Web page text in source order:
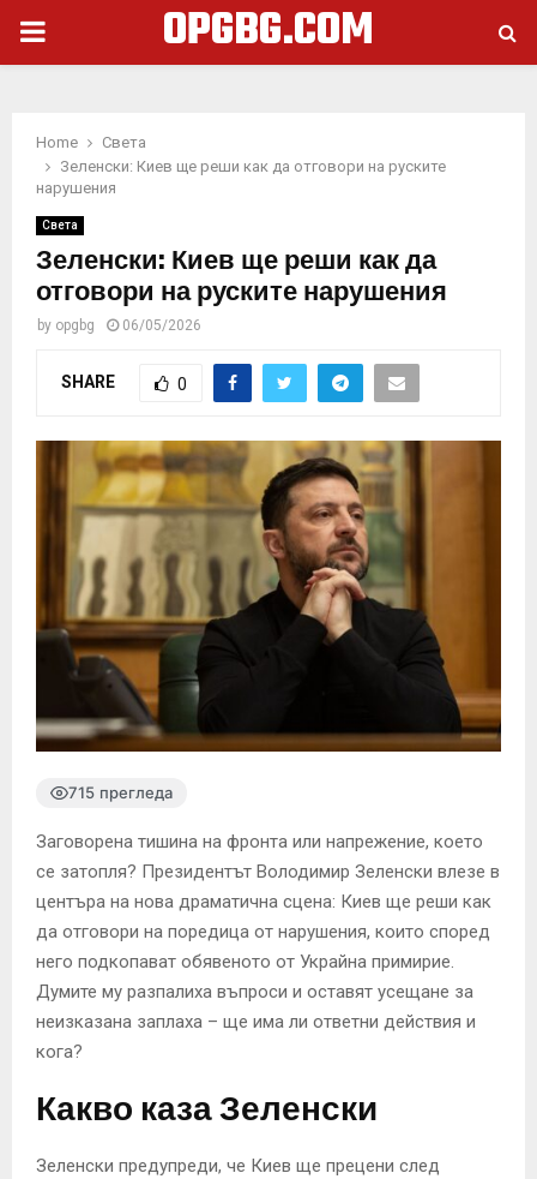
PRIMARY
OPGBG.COM
Home
Света
Зеленски: Киев ще реши как да отговори на руските
нарушения
Света
Зеленски: Киев ще реши как да
отговори на руските нарушения
by opgbg 06/05/2026
SHARE 0
715 прегледа
Заговорена тишина на фронта или напрежение, което
се затопля? Президентът Володимир Зеленски влезе в
центъра на нова драматична сцена: Киев ще реши как
да отговори на поредица от нарушения, които според
него подкопават обявеното от Украйна примирие.
Думите му разпалиха въпроси и оставят усещане за
неизказана заплаха – ще има ли ответни действия и
кога?
Какво каза Зеленски
Зеленски предупреди, че Киев ще прецени след